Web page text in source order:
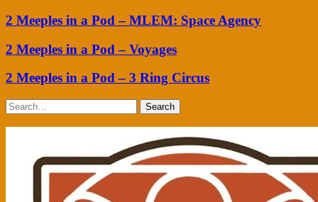
2 Meeples in a Pod – MLEM: Space Agency
2 Meeples in a Pod – Voyages
2 Meeples in a Pod – 3 Ring Circus
Search